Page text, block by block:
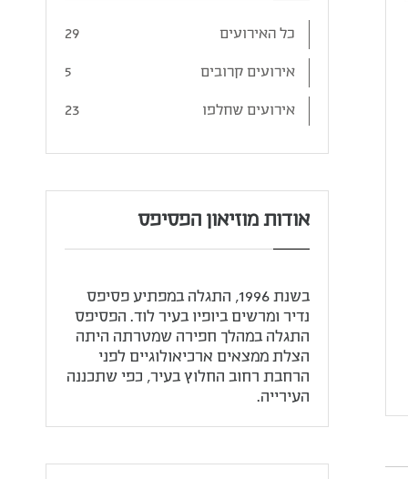
כל האירועים 29
אירועים קרובים 5
אירועים שחלפו 23
אודות מוזיאון הפסיפס
בשנת 1996, התגלה במפתיע פסיפס
נדיר ומרשים ביופיו בעיר לוד. הפסיפס
התגלה במהלך חפירה שמטרתה היתה
הצלת ממצאים ארכיאולוגיים לפני
הרחבת רחוב החלוץ בעיר, כפי שתכננה
העירייה.